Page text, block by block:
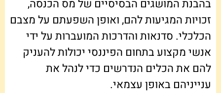
בהבנת המושגים הבסיסיים של מס הכנסה,
זכויות המגיעות להם, ואופן השפעתם על מצבם
הכלכלי. סדנאות והדרכות המועברות על ידי
אנשי מקצוע בתחום הפיננסי יכולות להעניק
להם את הכלים הנדרשים כדי לנהל את
ענייניהם באופן עצמאי.